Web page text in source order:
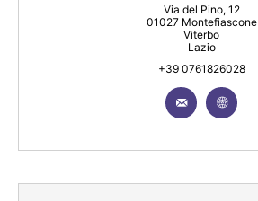
Via del Pino, 12
01027 Montefiascone
Viterbo
Lazio
+39 0761826028